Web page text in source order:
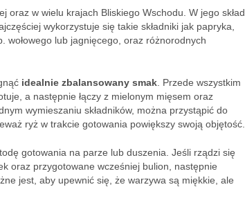
w wielu krajach Bliskiego Wschodu. W jego skład
wykorzystuje się takie składniki jak papryka,
wołowego lub jagnięcego, oraz różnorodnych
idealnie zbalansowany smak . Przede wszystkim
a następnie łączy z mielonym mięsem oraz
wymieszaniu składników, można przystąpić do
ryż w trakcie gotowania powiększy swoją objętość.
gotowania na parze lub duszenia. Jeśli rządzi się
oraz przygotowane wcześniej bulion, następnie
jest, aby upewnić się, że warzywa są miękkie, ale